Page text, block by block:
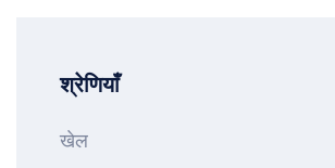
श्रेणियाँ
खेल